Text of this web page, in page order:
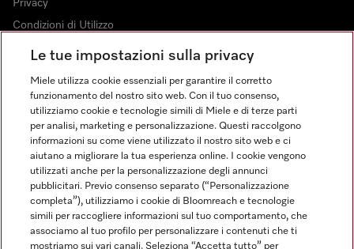
Privacy
Condizioni di Utilizzo
Dichiarazione di Accessibilità
Legge sui servizi digitali
Impostazioni dei cookie
FINANZIAMENTO FINO A 50 MESI CON OPZIONE 10 E TASSO
ZERO
Messaggio pubblicitario con finalità promozionale. Offerta di credito
Le tue impostazioni sulla privacy
Miele utilizza cookie essenziali per garantire il corretto
funzionamento del nostro sito web. Con il tuo consenso,
utilizziamo cookie e tecnologie simili di Miele e di terze parti
per analisi, marketing e personalizzazione. Questi raccolgono
informazioni su come viene utilizzato il nostro sito web e ci
aiutano a migliorare la tua esperienza online. I cookie vengono
utilizzati anche per la personalizzazione degli annunci
pubblicitari. Previo consenso separato (“Personalizzazione
completa”), utilizziamo i cookie di Bloomreach e tecnologie
simili per raccogliere informazioni sul tuo comportamento, che
associamo al tuo profilo per personalizzare i contenuti che ti
mostriamo sui vari canali. Seleziona “Accetta tutto” per